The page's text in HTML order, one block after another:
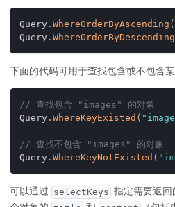
Query . WhereOrderByAscending (
Query . WhereOrderByDescending
下面的代码可用于查找包含或不包含
// 查找包含 "images" 的对象
Query . WhereKeyExisted (
// 查找不包含 "images" 的对象
Query . WhereKeyNotExisted (
可以通过 selectKeys 指定需要返回